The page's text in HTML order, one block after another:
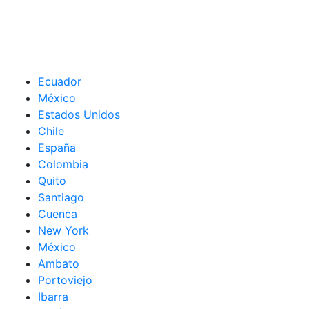
Ecuador
México
Estados Unidos
Chile
España
Colombia
Quito
Santiago
Cuenca
New York
México
Ambato
Portoviejo
Ibarra